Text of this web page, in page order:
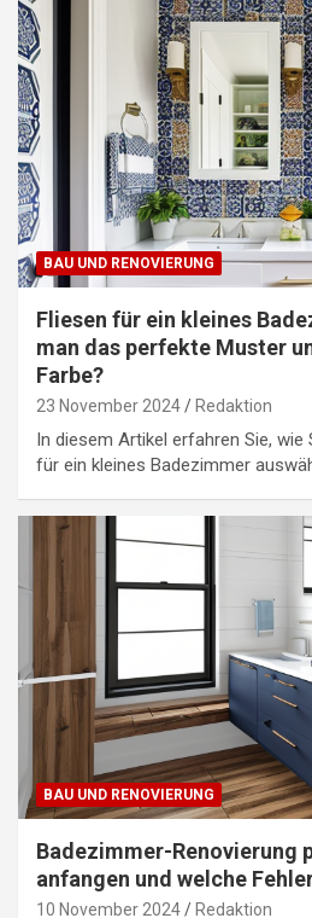
BAU UND RENOVIERUNG
Fliesen für ein kleines
man das perfekte Muster
Farbe?
23 November 2024 Redaktion
In diesem Artikel erfahren Sie, wie
für ein kleines Badezimmer
BAU UND RENOVIERUNG
Badezimmer-Renovierung
anfangen und welche
10 November 2024 Redaktion